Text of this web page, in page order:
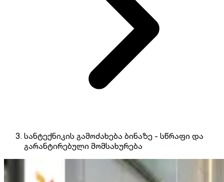
სანტექნიკის გამოძახება ბინაზე - სწრაფი და
გარანტირებული მომსახურება